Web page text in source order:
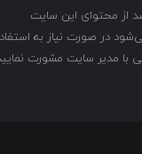
از محتوای این سایت
در صورت نیاز به
با مدیر سایت مشورت